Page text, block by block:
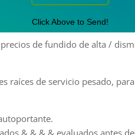
Click Above to Send!
de fundido de alta /
raíces de servicio pesado,
& & & & evaluados antes